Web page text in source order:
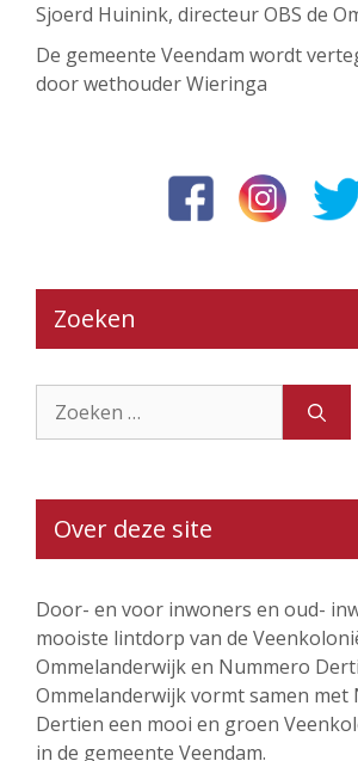
Sjoerd Huinink, directeur OBS de
De gemeente Veendam wordt
door wethouder Wieringa
Zoeken
naar:
Over deze site
Door- en voor inwoners en oud-
mooiste lintdorp van de
Ommelanderwijk en Nummero
Ommelanderwijk vormt samen met
Dertien een mooi en groen
in de gemeente Veendam.